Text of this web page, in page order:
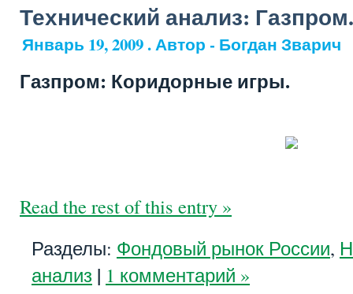
Технический анализ: Газпром.
Январь 19, 2009 . Автор - Богдан Зварич
Газпром: Коридорные игры.
Read the rest of this entry »
Разделы: Фондовый рынок России,
анализ | 1 комментарий »